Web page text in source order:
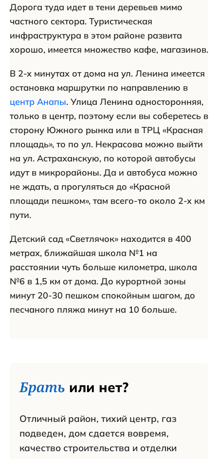
Дорога туда идет в тени деревьев мимо
частного сектора. Туристическая
инфраструктура в этом районе развита
хорошо, имеется множество кафе, магазинов.
В 2-х минутах от дома на ул. Ленина имеется
остановка маршрутки по направлению в
центр Анапы. Улица Ленина односторонняя,
только в центр, поэтому если вы соберетесь в
сторону Южного рынка или в ТРЦ «Красная
площадь», то по ул. Некрасова можно выйти
на ул. Астраханскую, по которой автобусы
идут в микрорайоны. Да и автобуса можно
не ждать, а прогуляться до «Красной
площади пешком», там всего-то около 2-х км
пути.
Детский сад «Светлячок» находится в 400
метрах, ближайшая школа №1 на
расстоянии чуть больше километра, школа
№6 в 1,5 км от дома. До курортной зоны
минут 20-30 пешком спокойным шагом, до
песчаного пляжа минут на 10 больше.
Брать или нет?
Отличный район, тихий центр, газ
подведен, дом сдается вовремя,
качество строительства и отделки